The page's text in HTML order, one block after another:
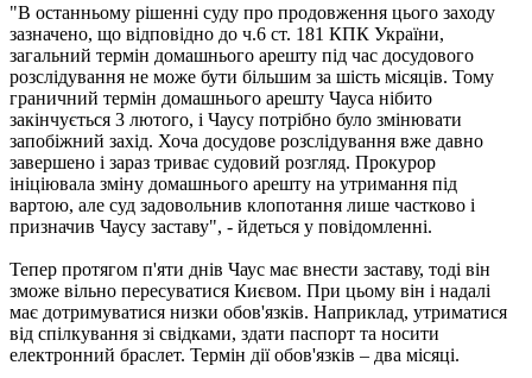
"В останньому рішенні суду про продовження цього заходу
зазначено, що відповідно до ч.6 ст. 181 КПК України,
загальний термін домашнього арешту під час досудового
розслідування не може бути більшим за шість місяців. Тому
граничний термін домашнього арешту Чауса нібито
закінчується 3 лютого, і Чаусу потрібно було змінювати
запобіжний захід. Хоча досудове розслідування вже давно
завершено і зараз триває судовий розгляд. Прокурор
ініціювала зміну домашнього арешту на утримання під
вартою, але суд задовольнив клопотання лише частково і
призначив Чаусу заставу", - йдеться у повідомленні.
Тепер протягом п'яти днів Чаус має внести заставу, тоді він
зможе вільно пересуватися Києвом. При цьому він і надалі
має дотримуватися низки обов'язків. Наприклад, утриматися
від спілкування зі свідками, здати паспорт та носити
електронний браслет. Термін дії обов'язків – два місяці.